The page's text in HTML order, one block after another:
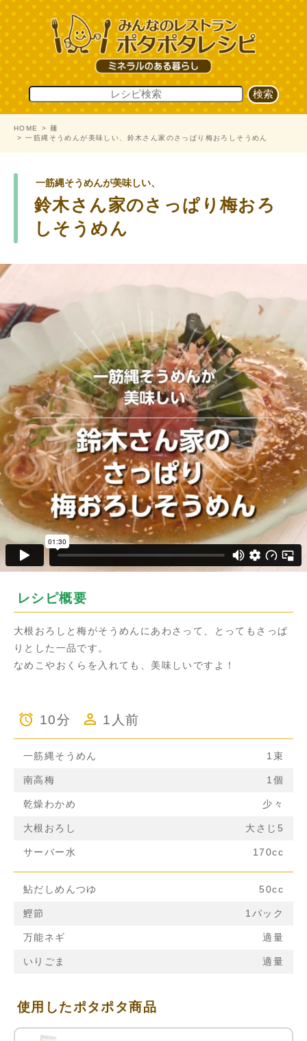
HOME
麺
一筋縄そうめんが美味しい、鈴木さん家のさっぱり梅おろしそうめん
一筋縄そうめんが美味しい、
鈴木さん家のさっぱり梅おろ
しそうめん
レシピ概要
大根おろしと梅がそうめんにあわさって、とってもさっぱ
りとした一品です。
なめこやおくらを入れても、美味しいですよ！
10分 1人前
一筋縄そうめん 1束
南高梅 1個
乾燥わかめ 少々
大根おろし 大さじ5
サーバー水 170cc
鮎だしめんつゆ 50cc
鰹節 1パック
万能ネギ 適量
いりごま 適量
使用したポタポタ商品